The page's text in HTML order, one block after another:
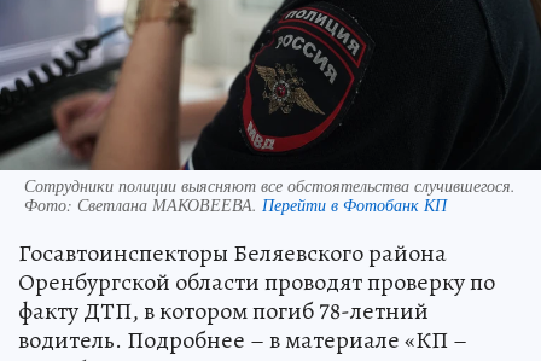
Сотрудники полиции выясняют все обстоятельства случившегося.
Фото: Светлана МАКОВЕЕВА. Перейти в Фотобанк КП
Госавтоинспекторы Беляевского района
Оренбургской области проводят проверку по
факту ДТП, в котором погиб 78-летний
водитель. Подробнее – в материале «КП –